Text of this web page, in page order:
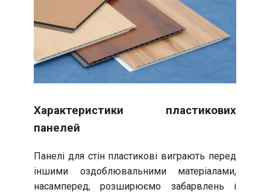
Характеристики пластикових
панелей
Панелі для стін пластикові виграють перед
іншими оздоблювальними матеріалами,
насамперед, розширюємо забарвлень і